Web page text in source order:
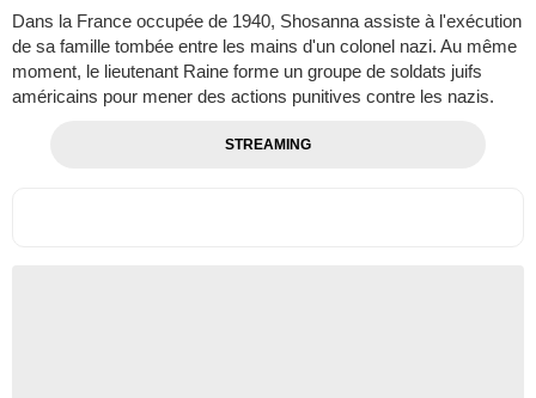
Dans la France occupée de 1940, Shosanna assiste à l'exécution
de sa famille tombée entre les mains d'un colonel nazi. Au même
moment, le lieutenant Raine forme un groupe de soldats juifs
américains pour mener des actions punitives contre les nazis.
STREAMING